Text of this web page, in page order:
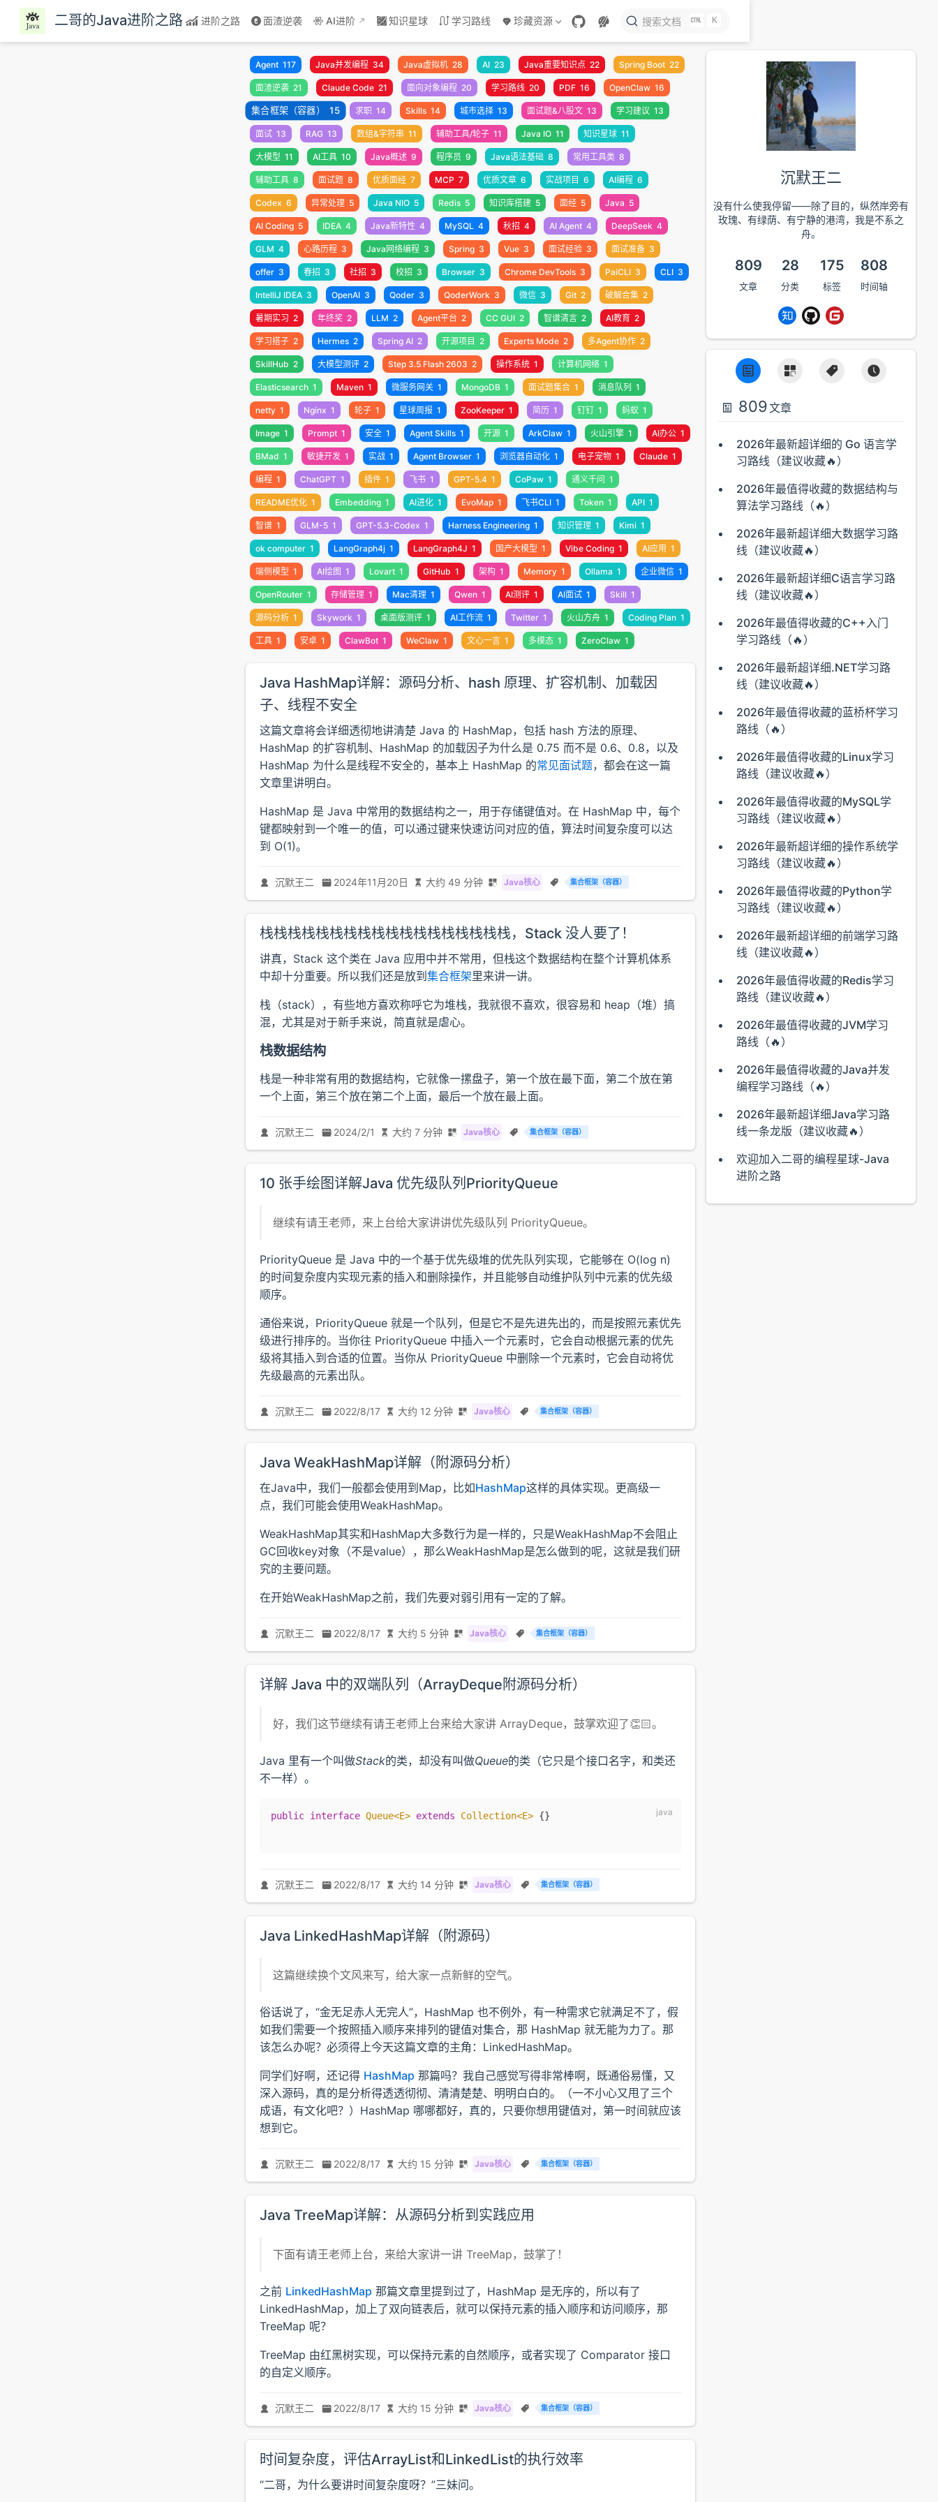
跳至主要內容
二哥的Java进阶之路 进阶之路 面渣逆袭 AI进阶 知识星球 学习路线 珍藏资源 搜索文档 K
Agent 117 Java并发编程 34 Java虚拟机 28 AI 23 Java重要知识点 22 Spring Boot 22
面渣逆袭 21 Claude Code 21 面向对象编程 20 学习路线 20 PDF 16 OpenClaw 16
集合框架（容器） 15 求职 14 Skills 14 城市选择 13 面试题&八股文 13 学习建议 13
面试 13 RAG 13 数组&字符串 11 辅助工具/轮子 11 Java IO 11 知识星球 11
大模型 11 AI工具 10 Java概述 9 程序员 9 Java语法基础 8 常用工具类 8
辅助工具 8 面试题 8 优质面经 7 MCP 7 优质文章 6 实战项目 6 AI编程 6
Codex 6 异常处理 5 Java NIO 5 Redis 5 知识库搭建 5 面经 5 Java 5
AI Coding 5 IDEA 4 Java新特性 4 MySQL 4 秋招 4 AI Agent 4 DeepSeek 4
GLM 4 心路历程 3 Java网络编程 3 Spring 3 Vue 3 面试经验 3 面试准备 3
offer 3 春招 3 社招 3 校招 3 Browser 3 Chrome DevTools 3 PaiCLI 3 CLI 3
IntelliJ IDEA 3 OpenAI 3 Qoder 3 QoderWork 3 微信 3 Git 2 破解合集 2
暑期实习 2 年终奖 2 LLM 2 Agent平台 2 CC GUI 2 智谱清言 2 AI教育 2
学习搭子 2 Hermes 2 Spring AI 2 开源项目 2 Experts Mode 2 多Agent协作 2
SkillHub 2 大模型测评 2 Step 3.5 Flash 2603 2 操作系统 1 计算机网络 1
Elasticsearch 1 Maven 1 微服务网关 1 MongoDB 1 面试题集合 1 消息队列 1
netty 1 Nginx 1 轮子 1 星球周报 1 ZooKeeper 1 简历 1 钉钉 1 蚂蚁 1
Image 1 Prompt 1 安全 1 Agent Skills 1 开源 1 ArkClaw 1 火山引擎 1 AI办公 1
BMad 1 敏捷开发 1 实战 1 Agent Browser 1 浏览器自动化 1 电子宠物 1 Claude 1
编程 1 ChatGPT 1 插件 1 飞书 1 GPT-5.4 1 CoPaw 1 通义千问 1
README优化 1 Embedding 1 AI进化 1 EvoMap 1 飞书CLI 1 Token 1 API 1
智谱 1 GLM-5 1 GPT-5.3-Codex 1 Harness Engineering 1 知识管理 1 Kimi 1
ok computer 1 LangGraph4j 1 LangGraph4J 1 国产大模型 1 Vibe Coding 1 AI应用 1
端侧模型 1 AI绘图 1 Lovart 1 GitHub 1 架构 1 Memory 1 Ollama 1 企业微信 1
OpenRouter 1 存储管理 1 Mac清理 1 Qwen 1 AI测评 1 AI面试 1 Skill 1
源码分析 1 Skywork 1 桌面版测评 1 AI工作流 1 Twitter 1 火山方舟 1 Coding Plan 1
工具 1 安卓 1 ClawBot 1 WeClaw 1 文心一言 1 多模态 1 ZeroClaw 1
Java HashMap详解：源码分析、hash 原理、扩容机制、加载因
子、线程不安全
这篇文章将会详细透彻地讲清楚 Java 的 HashMap，包括 hash 方法的原理、
HashMap 的扩容机制、HashMap 的加载因子为什么是 0.75 而不是 0.6、0.8，以及
HashMap 为什么是线程不安全的，基本上 HashMap 的常见面试题，都会在这一篇
文章里讲明白。
HashMap 是 Java 中常用的数据结构之一，用于存储键值对。在 HashMap 中，每个
键都映射到一个唯一的值，可以通过键来快速访问对应的值，算法时间复杂度可以达
到 O(1)。
沉默王二 2024年11月20日 大约 49 分钟 Java核心 集合框架（容器）
栈栈栈栈栈栈栈栈栈栈栈栈栈栈栈栈栈栈，Stack 没人要了！
讲真，Stack 这个类在 Java 应用中并不常用，但栈这个数据结构在整个计算机体系
中却十分重要。所以我们还是放到 集合框架里来讲一讲。
栈（stack），有些地方喜欢称呼它为堆栈，我就很不喜欢，很容易和 heap（堆）搞
混，尤其是对于新手来说，简直就是虐心。
栈数据结构
栈是一种非常有用的数据结构，它就像一摞盘子，第一个放在最下面，第二个放在第
一个上面，第三个放在第二个上面，最后一个放在最上面。
沉默王二 2024/2/1 大约 7 分钟 Java核心 集合框架（容器）
10 张手绘图详解Java 优先级队列PriorityQueue
继续有请王老师，来上台给大家讲讲优先级队列 PriorityQueue。
PriorityQueue 是 Java 中的一个基于优先级堆的优先队列实现，它能够在 O(log n)
的时间复杂度内实现元素的插入和删除操作，并且能够自动维护队列中元素的优先级
顺序。
通俗来说，PriorityQueue 就是一个队列，但是它不是先进先出的，而是按照元素优先
级进行排序的。当你往 PriorityQueue 中插入一个元素时，它会自动根据元素的优先
级将其插入到合适的位置。当你从 PriorityQueue 中删除一个元素时，它会自动将优
先级最高的元素出队。
沉默王二 2022/8/17 大约 12 分钟 Java核心 集合框架（容器）
Java WeakHashMap详解（附源码分析）
在Java中，我们一般都会使用到Map，比如HashMap这样的具体实现。更高级一
点，我们可能会使用WeakHashMap。
WeakHashMap其实和HashMap大多数行为是一样的，只是WeakHashMap不会阻止
GC回收key对象（不是value），那么WeakHashMap是怎么做到的呢，这就是我们研
究的主要问题。
在开始WeakHashMap之前，我们先要对弱引用有一定的了解。
沉默王二 2022/8/17 大约 5 分钟 Java核心 集合框架（容器）
详解 Java 中的双端队列（ArrayDeque附源码分析）
好，我们这节继续有请王老师上台来给大家讲 ArrayDeque，鼓掌欢迎了👏🏻。
Java 里有一个叫做Stack的类，却没有叫做Queue的类（它只是个接口名字，和类还
不一样）。
public interface Queue<E> extends Collection<E> {}
沉默王二 2022/8/17 大约 14 分钟 Java核心 集合框架（容器）
Java LinkedHashMap详解（附源码）
这篇继续换个文风来写，给大家一点新鲜的空气。
俗话说了，“金无足赤人无完人”，HashMap 也不例外，有一种需求它就满足不了，假
如我们需要一个按照插入顺序来排列的键值对集合，那 HashMap 就无能为力了。那
该怎么办呢？必须得上今天这篇文章的主角：LinkedHashMap。
同学们好啊，还记得 HashMap 那篇吗？我自己感觉写得非常棒啊，既通俗易懂，又
深入源码，真的是分析得透透彻彻、清清楚楚、明明白白的。（一不小心又甩了三个
成语，有文化吧？）HashMap 哪哪都好，真的，只要你想用键值对，第一时间就应该
想到它。
沉默王二 2022/8/17 大约 15 分钟 Java核心 集合框架（容器）
Java TreeMap详解：从源码分析到实践应用
下面有请王老师上台，来给大家讲一讲 TreeMap，鼓掌了！
之前 LinkedHashMap 那篇文章里提到过了，HashMap 是无序的，所以有了
LinkedHashMap，加上了双向链表后，就可以保持元素的插入顺序和访问顺序，那
TreeMap 呢？
TreeMap 由红黑树实现，可以保持元素的自然顺序，或者实现了 Comparator 接口
的自定义顺序。
沉默王二 2022/8/17 大约 15 分钟 Java核心 集合框架（容器）
时间复杂度，评估ArrayList和LinkedList的执行效率
“二哥，为什么要讲时间复杂度呀？”三妹问。
沉默王二
没有什么使我停留——除了目的，纵然岸旁有
玫瑰、有绿荫、有宁静的港湾，我是不系之
舟。
809
文章
28
分类
175
标签
808
时间轴
809文章
2026年最新超详细的 Go 语言学
习路线（建议收藏🔥）
2026年最值得收藏的数据结构与
算法学习路线（🔥）
2026年最新超详细大数据学习路
线（建议收藏🔥）
2026年最新超详细C语言学习路
线（建议收藏🔥）
2026年最值得收藏的C++入门
学习路线（🔥）
2026年最新超详细.NET学习路
线（建议收藏🔥）
2026年最值得收藏的蓝桥杯学习
路线（🔥）
2026年最值得收藏的Linux学习
路线（建议收藏🔥）
2026年最值得收藏的MySQL学
习路线（建议收藏🔥）
2026年最新超详细的操作系统学
习路线（建议收藏🔥）
2026年最值得收藏的Python学
习路线（建议收藏🔥）
2026年最新超详细的前端学习路
线（建议收藏🔥）
2026年最值得收藏的Redis学习
路线（建议收藏🔥）
2026年最值得收藏的JVM学习
路线（🔥）
2026年最值得收藏的Java并发
编程学习路线（🔥）
2026年最新超详细Java学习路
线一条龙版（建议收藏🔥）
欢迎加入二哥的编程星球-Java
进阶之路